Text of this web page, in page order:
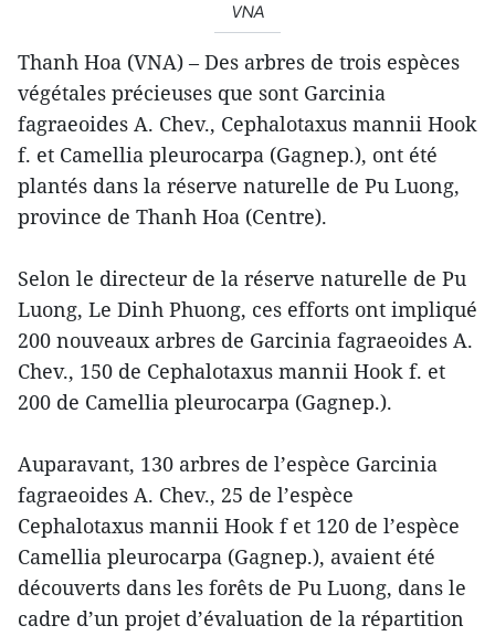
VNA
Thanh Hoa (VNA) – Des arbres de trois espèces
végétales précieuses que sont Garcinia
fagraeoides A. Chev., Cephalotaxus mannii Hook
f. et Camellia pleurocarpa (Gagnep.), ont été
plantés dans la réserve naturelle de Pu Luong,
province de Thanh Hoa (Centre).
Selon le directeur de la réserve naturelle de Pu
Luong, Le Dinh Phuong, ces efforts ont impliqué
200 nouveaux arbres de Garcinia fagraeoides A.
Chev., 150 de Cephalotaxus mannii Hook f. et
200 de Camellia pleurocarpa (Gagnep.).
Auparavant, 130 arbres de l’espèce Garcinia
fagraeoides A. Chev., 25 de l’espèce
Cephalotaxus mannii Hook f et 120 de l’espèce
Camellia pleurocarpa (Gagnep.), avaient été
découverts dans les forêts de Pu Luong, dans le
cadre d’un projet d’évaluation de la répartition